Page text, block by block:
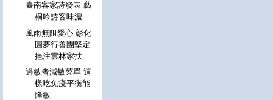
臺南客家詩發表 藝
桐吟詩客味濃
風雨無阻愛心 彰化
圓夢行善團堅定
挹注雲林家扶
過敏者減敏菜單 這
樣吃免疫平衡能
降敏